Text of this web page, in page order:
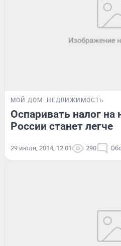
МОЙ ДОМ НЕДВИЖИМОСТЬ
Оспаривать налог
России станет легче
29 июля, 2014, 12:01 290